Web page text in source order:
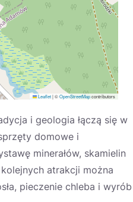
Leaflet|©OpenStreetMapcontributors
i geologia łączą się w
domowe i
minerałów, skamielin
atrakcji można
pieczenie chleba i wyrób